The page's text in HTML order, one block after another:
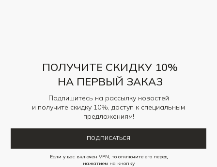
ПОЛУЧИТЕ СКИДКУ 10%
НА ПЕРВЫЙ ЗАКАЗ
Подпишитесь на рассылку новостей
и получите скидку 10%, доступ к специальным
предложениям!
ПОДПИСАТЬСЯ
Если у вас включен VPN, то отключите его перед
нажатием на кнопку